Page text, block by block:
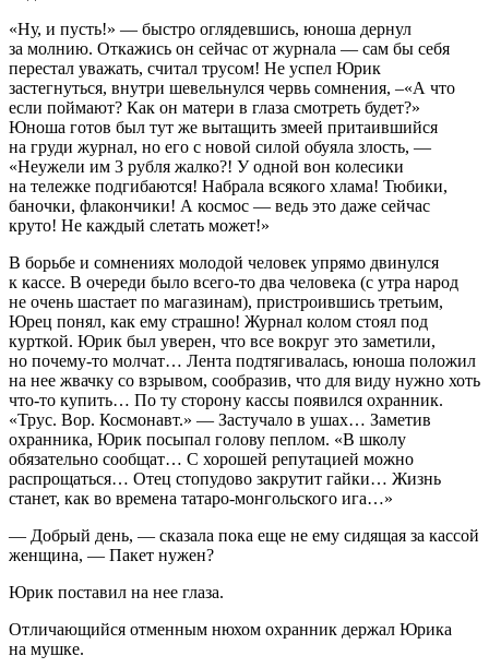
«Ну, и пусть!» — быстро оглядевшись, юноша дернул
за молнию. Откажись он сейчас от журнала — сам бы себя
перестал уважать, считал трусом! Не успел Юрик
застегнуться, внутри шевельнулся червь сомнения, –«А что
если поймают? Как он матери в глаза смотреть будет?»
Юноша готов был тут же вытащить змеей притаившийся
на груди журнал, но его с новой силой обуяла злость, —
«Неужели им 3 рубля жалко?! У одной вон колесики
на тележке подгибаются! Набрала всякого хлама! Тюбики,
баночки, флакончики! А космос — ведь это даже сейчас
круто! Не каждый слетать может!»
В борьбе и сомнениях молодой человек упрямо двинулся
к кассе. В очереди было всего-то два человека (с утра народ
не очень шастает по магазинам), пристроившись третьим,
Юрец понял, как ему страшно! Журнал колом стоял под
курткой. Юрик был уверен, что все вокруг это заметили,
но почему-то молчат… Лента подтягивалась, юноша положил
на нее жвачку со взрывом, сообразив, что для виду нужно хоть
что-то купить… По ту сторону кассы появился охранник.
«Трус. Вор. Космонавт.» — Застучало в ушах… Заметив
охранника, Юрик посыпал голову пеплом. «В школу
обязательно сообщат… С хорошей репутацией можно
распрощаться… Отец стопудово закрутит гайки… Жизнь
станет, как во времена татаро-монгольского ига…»
— Добрый день, — сказала пока еще не ему сидящая за кассой
женщина, — Пакет нужен?
Юрик поставил на нее глаза.
Отличающийся отменным нюхом охранник держал Юрика
на мушке.